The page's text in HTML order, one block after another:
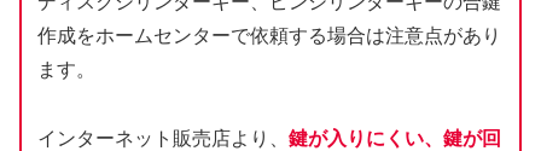
作成をホームセンターで依頼する場合は注意点があり
ます。
インターネット販売店より、 鍵が入りにくい、鍵が回